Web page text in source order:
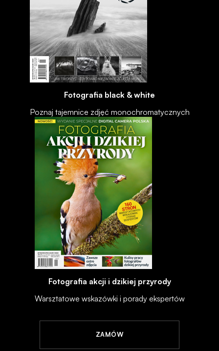
Fotografia black & white
Poznaj tajemnice zdjęć monochromatycznych
Fotografia akcji i dzikiej przyrody
Warsztatowe wskazówki i porady ekspertów
ZAMÓW